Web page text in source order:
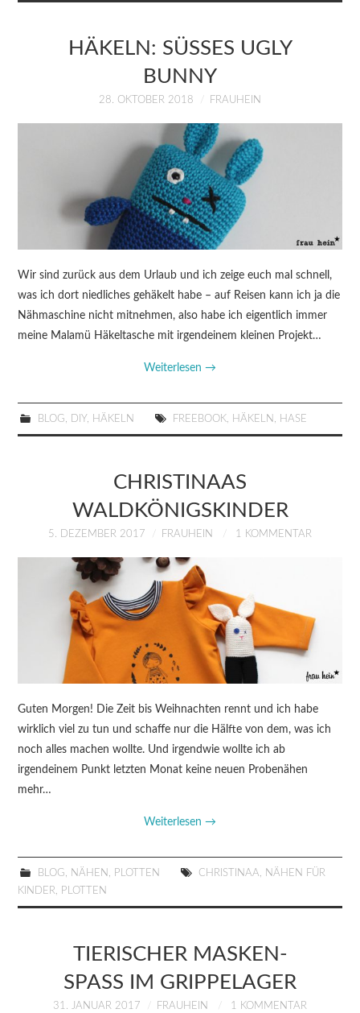
HÄKELN: SÜSSES UGLY
BUNNY
28. OKTOBER 2018 FRAUHEIN
Wir sind zurück aus dem Urlaub und ich zeige euch mal schnell,
was ich dort niedliches gehäkelt habe – auf Reisen kann ich ja die
Nähmaschine nicht mitnehmen, also habe ich eigentlich immer
meine Malamü Häkeltasche mit irgendeinem kleinen Projekt…
Weiterlesen →
BLOG DIY HÄKELN FREEBOOK HÄKELN HASE
CHRISTINAAS
WALDKÖNIGSKINDER
5. DEZEMBER 2017 FRAUHEIN 1 KOMMENTAR
Guten Morgen! Die Zeit bis Weihnachten rennt und ich habe
wirklich viel zu tun und schaffe nur die Hälfte von dem, was ich
noch alles machen wollte. Und irgendwie wollte ich ab
irgendeinem Punkt letzten Monat keine neuen Probenähen
mehr…
Weiterlesen →
BLOG NÄHEN PLOTTEN CHRISTINAA
NÄHEN FÜR
KINDER
PLOTTEN
TIERISCHER MASKEN-
SPASS IM GRIPPELAGER
31. JANUAR 2017 FRAUHEIN 1 KOMMENTAR